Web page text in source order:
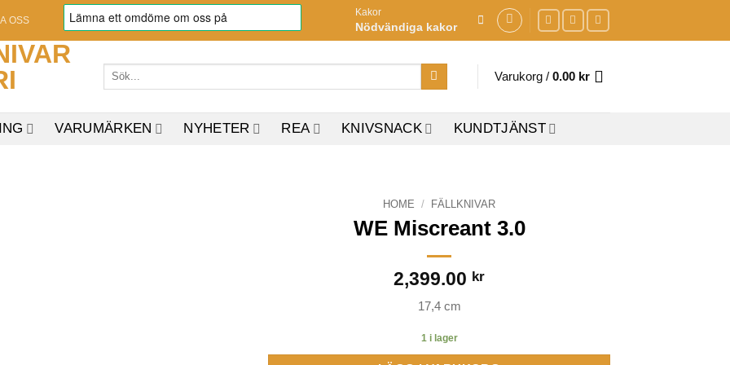
OSS
Kakor
Nödvändiga kakor
Sök
Varukorg / 0.00 kr
VARUMÄRKEN NYHETER REA KNIVSNACK KUNDTJÄNST
HOME / FÄLLKNIVAR
WE Miscreant 3.0
2,399.00 kr
17,4 cm
1 i lager